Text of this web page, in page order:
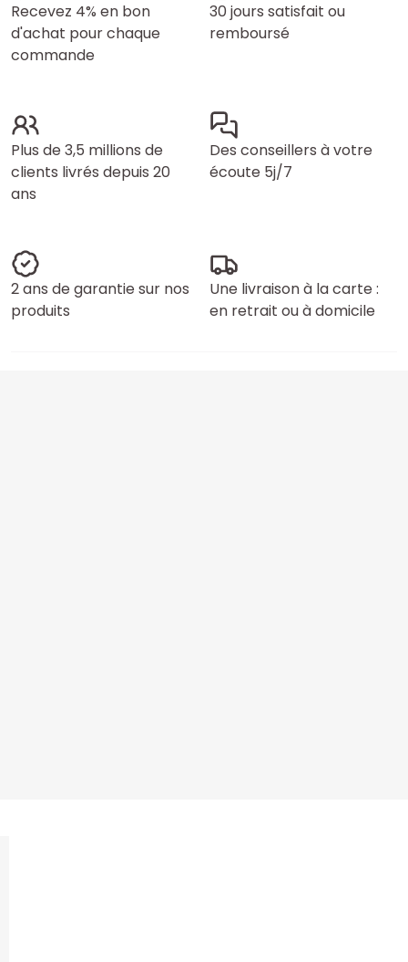
Recevez 4% en bon
d'achat pour chaque
commande
30 jours satisfait ou
remboursé
Plus de 3,5 millions de
clients livrés depuis 20
ans
Des conseillers à votre
écoute 5j/7
2 ans de garantie sur nos
produits
Une livraison à la carte :
en retrait ou à domicile